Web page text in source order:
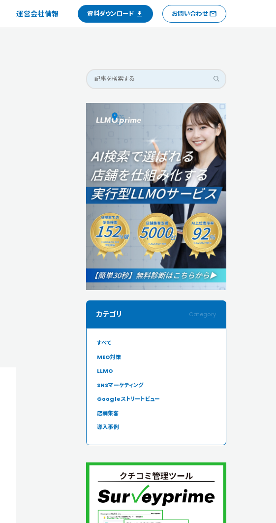
運営会社情報 資料ダウンロード お問い合わせ
カテゴリ
すべて
MEO対策
LLMO
SNSマーケティング
Googleストリートビュー
店舗集客
導入事例